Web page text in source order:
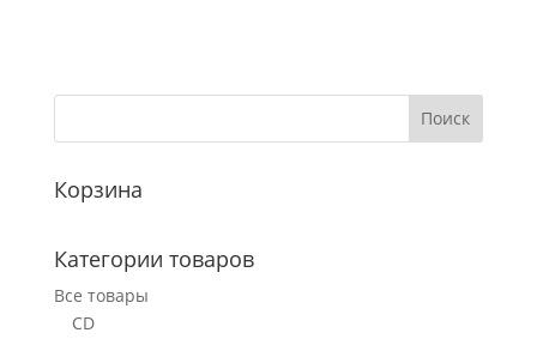
Корзина
Категории товаров
Все товары
CD